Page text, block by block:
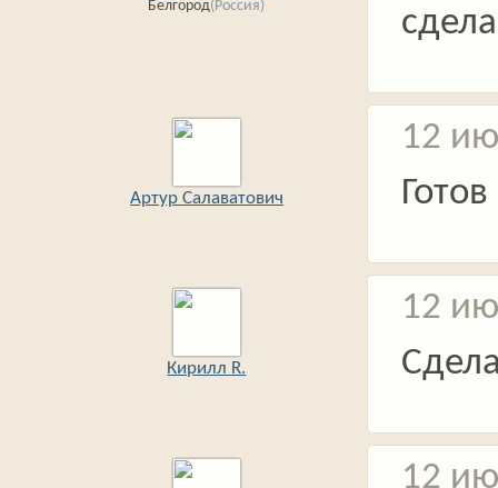
Белгород(Россия)
Артур Салаватович
12
Кирилл R.
12
12